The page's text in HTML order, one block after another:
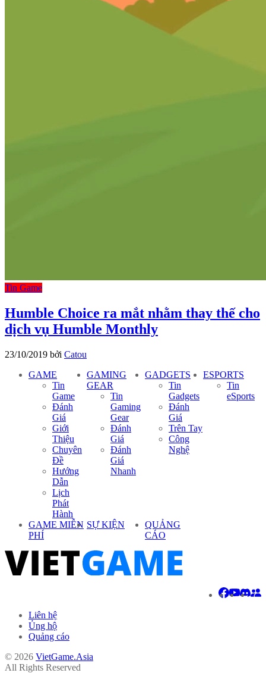
Tin Game
Humble Choice ra mắt nhằm thay thế cho
dịch vụ Humble Monthly
23/10/2019 bởi Catou
GAME
Tin
Game
Đánh
Giá
Giới
Thiệu
Chuyên
Đề
Hướng
Dẫn
Lịch
Phát
Hành
GAMING
GEAR
Tin
Gaming
Gear
Đánh
Giá
Đánh
Giá
Nhanh
GADGETS
Tin
Gadgets
Đánh
Giá
Trên Tay
Công
Nghệ
ESPORTS
Tin
eSports
GAME MIỄN
PHÍ
SỰ KIỆN
QUẢNG
CÁO
Liên hệ
Ủng hộ
Quảng cáo
© 2026 VietGame.Asia
All Rights Reserved